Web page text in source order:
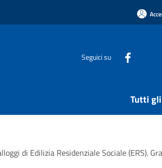
Seguici su
Tutti
di Edilizia Residenziale Sociale (ERS).